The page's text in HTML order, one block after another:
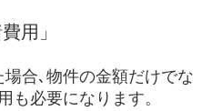
用」
合､物件の金額だけでな
も必要になります。